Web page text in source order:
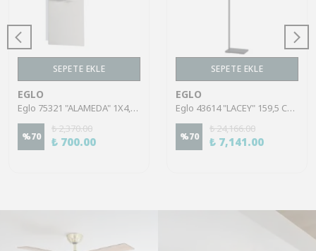
SEPETE EKLE
EGLO
Eglo 75321 "ALAMEDA" 1X4,5W Çelik Nikel Mat Sıva Üstü Spot
%70
₺ 2,370.00
₺ 700.00
SEPETE EKLE
EGLO
Eglo 43614 "LACEY" 159,5 Cm Yüksekliğinde Çelik, Ahşap Köşe Lambası Lambader
%70
₺ 24,166.00
₺ 7,141.00